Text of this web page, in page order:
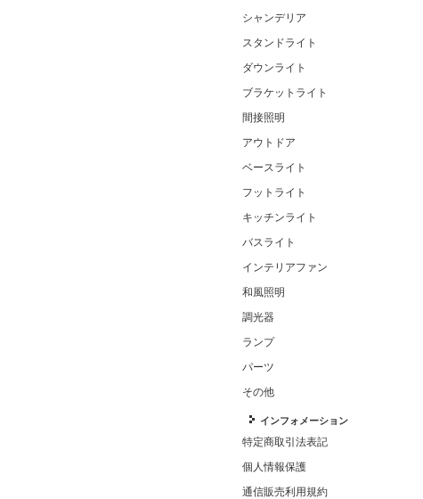
シャンデリア
スタンドライト
ダウンライト
ブラケットライト
間接照明
アウトドア
ベースライト
フットライト
キッチンライト
バスライト
インテリアファン
和風照明
調光器
ランプ
パーツ
その他
インフォメーション
特定商取引法表記
個人情報保護
通信販売利用規約